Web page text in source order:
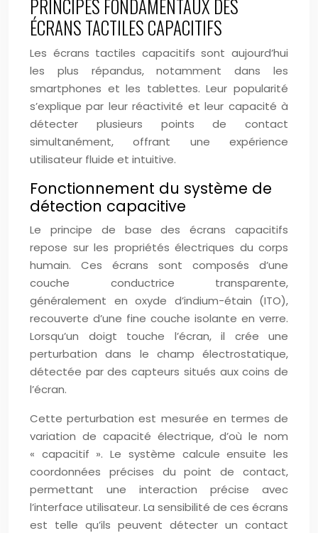
PRINCIPES FONDAMENTAUX DES
ÉCRANS TACTILES CAPACITIFS
Les écrans tactiles capacitifs sont aujourd’hui
les plus répandus, notamment dans les
smartphones et les tablettes. Leur popularité
s’explique par leur réactivité et leur capacité à
détecter plusieurs points de contact
simultanément, offrant une expérience
utilisateur fluide et intuitive.
Fonctionnement du système de
détection capacitive
Le principe de base des écrans capacitifs
repose sur les propriétés électriques du corps
humain. Ces écrans sont composés d’une
couche conductrice transparente,
généralement en oxyde d’indium-étain (ITO),
recouverte d’une fine couche isolante en verre.
Lorsqu’un doigt touche l’écran, il crée une
perturbation dans le champ électrostatique,
détectée par des capteurs situés aux coins de
l’écran.
Cette perturbation est mesurée en termes de
variation de capacité électrique, d’où le nom
« capacitif ». Le système calcule ensuite les
coordonnées précises du point de contact,
permettant une interaction précise avec
l’interface utilisateur. La sensibilité de ces écrans
est telle qu’ils peuvent détecter un contact